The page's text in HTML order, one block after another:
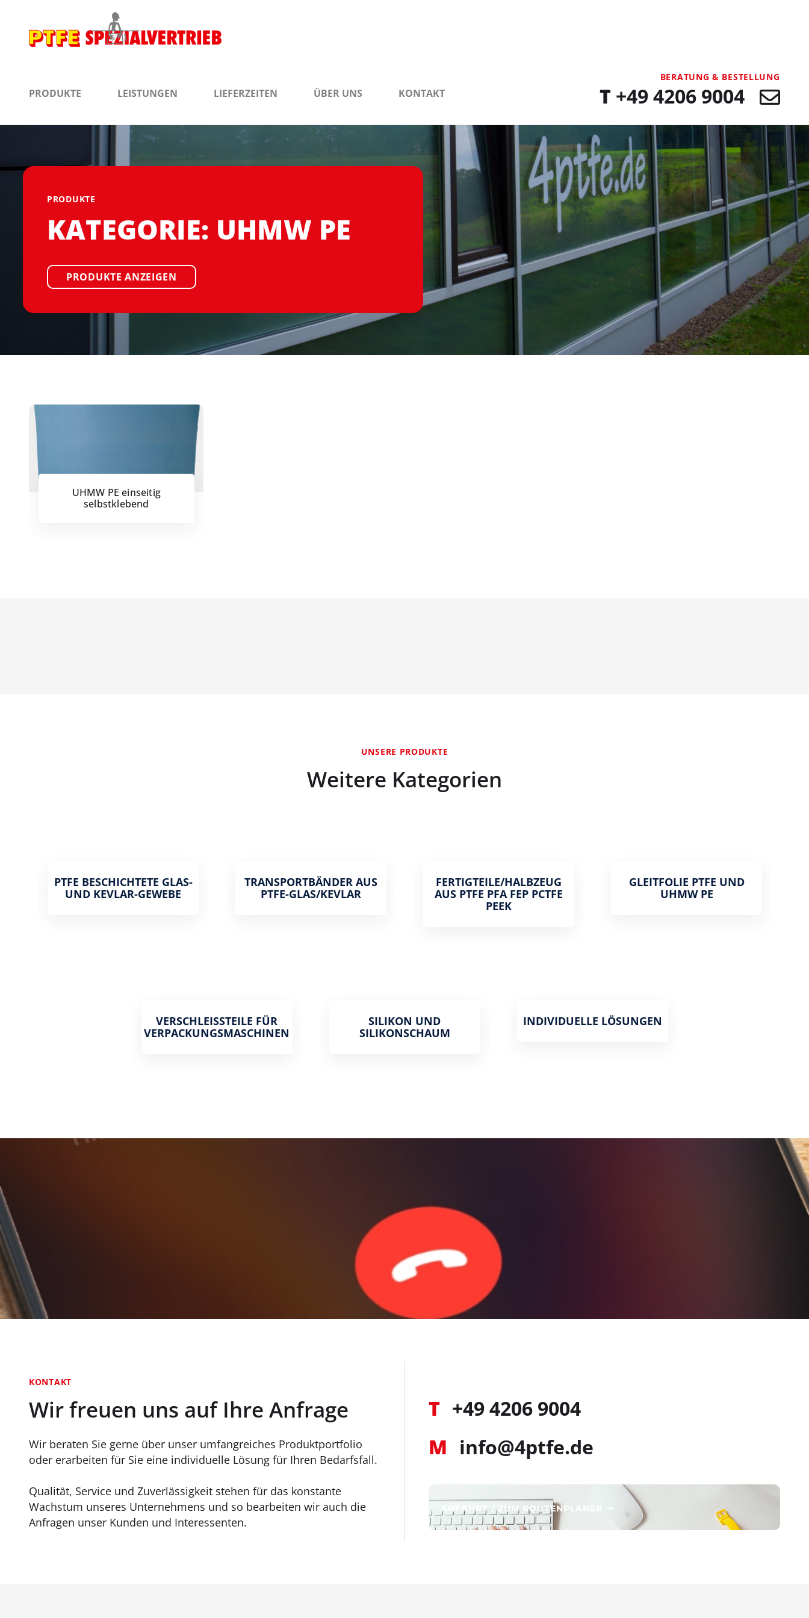
PRODUKTE LEISTUNGEN LIEFERZEITEN ÜBER UNS KONTAKT
BERATUNG & BESTELLUNG
T+49 4206 9004
PRODUKTE
KATEGORIE: UHMW PE
PRODUKTE ANZEIGEN
UHMW PE einseitig
selbstklebend
UNSERE PRODUKTE
Weitere Kategorien
PTFE BESCHICHTETE GLAS-
UND KEVLAR-GEWEBE
TRANSPORTBÄNDER AUS
PTFE-GLAS/KEVLAR
FERTIGTEILE/HALBZEUG
AUS PTFE PFA FEP PCTFE
PEEK
GLEITFOLIE PTFE UND
UHMW PE
VERSCHLEISSTEILE FÜR V
ERPACKUNGSMASCHINEN
SILIKON UND
SILIKONSCHAUM
INDIVIDUELLE LÖSUNGEN
KONTAKT
Wir freuen uns auf Ihre Anfrage
Wir beraten Sie gerne über unser umfangreiches Produktportfolio
oder erarbeiten für Sie eine individuelle Lösung für Ihren Bedarfsfall.
Qualität, Service und Zuverlässigkeit stehen für das konstante
Wachstum unseres Unternehmens und so bearbeiten wir auch die
Anfragen unser Kunden und Interessenten.
T +49 4206 9004
M info@4ptfe.de
ANFAHRT / ZUM ROUTENPLANER